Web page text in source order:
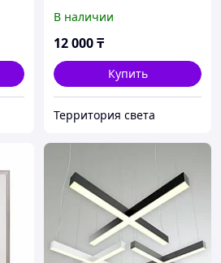
В наличии
12 000₸
Купить
Территория света